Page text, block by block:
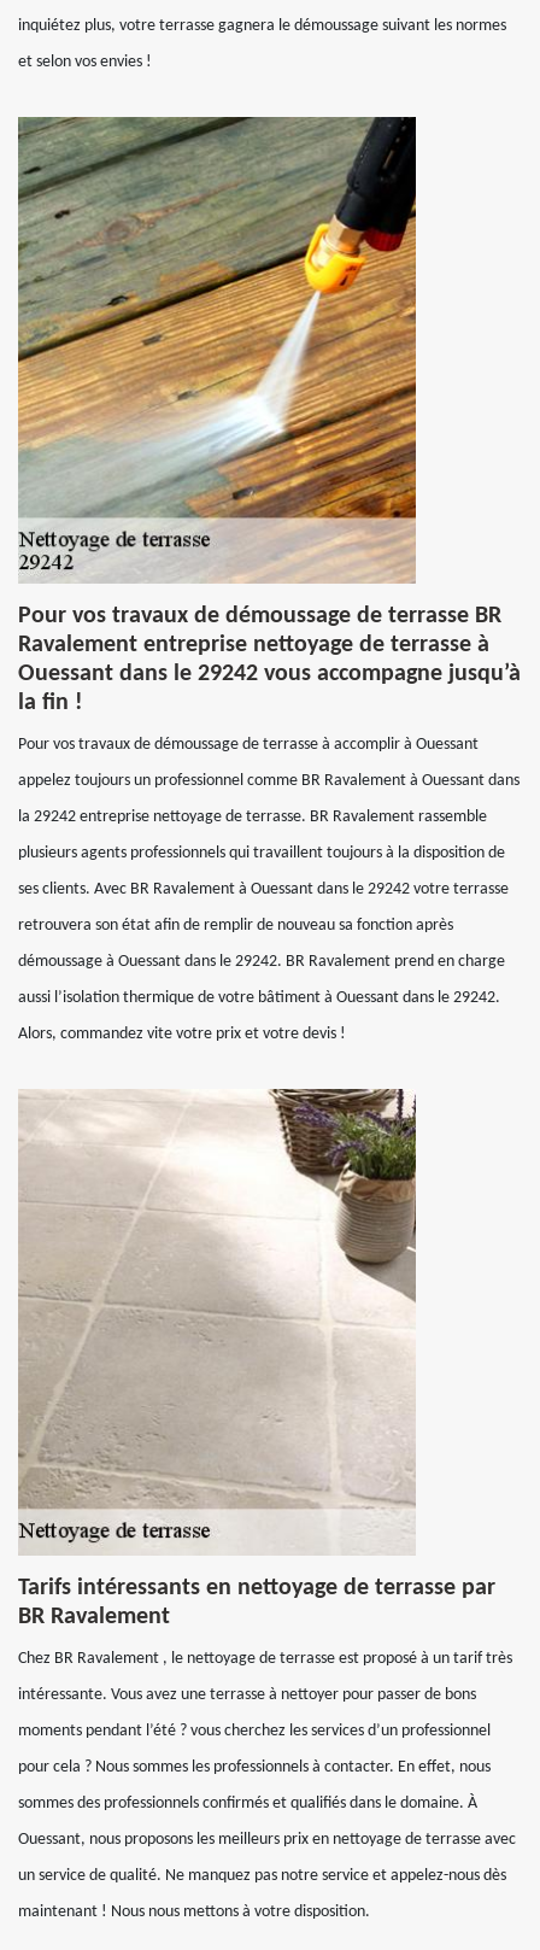
inquiétez plus, votre terrasse gagnera le démoussage suivant les normes
et selon vos envies !
Pour vos travaux de démoussage de terrasse BR
Ravalement entreprise nettoyage de terrasse à
Ouessant dans le 29242 vous accompagne jusqu’à
la fin !
Pour vos travaux de démoussage de terrasse à accomplir à Ouessant
appelez toujours un professionnel comme BR Ravalement à Ouessant dans
la 29242 entreprise nettoyage de terrasse. BR Ravalement rassemble
plusieurs agents professionnels qui travaillent toujours à la disposition de
ses clients. Avec BR Ravalement à Ouessant dans le 29242 votre terrasse
retrouvera son état afin de remplir de nouveau sa fonction après
démoussage à Ouessant dans le 29242. BR Ravalement prend en charge
aussi l’isolation thermique de votre bâtiment à Ouessant dans le 29242.
Alors, commandez vite votre prix et votre devis !
Tarifs intéressants en nettoyage de terrasse par
BR Ravalement
Chez BR Ravalement , le nettoyage de terrasse est proposé à un tarif très
intéressante. Vous avez une terrasse à nettoyer pour passer de bons
moments pendant l’été ? vous cherchez les services d’un professionnel
pour cela ? Nous sommes les professionnels à contacter. En effet, nous
sommes des professionnels confirmés et qualifiés dans le domaine. À
Ouessant, nous proposons les meilleurs prix en nettoyage de terrasse avec
un service de qualité. Ne manquez pas notre service et appelez-nous dès
maintenant ! Nous nous mettons à votre disposition.